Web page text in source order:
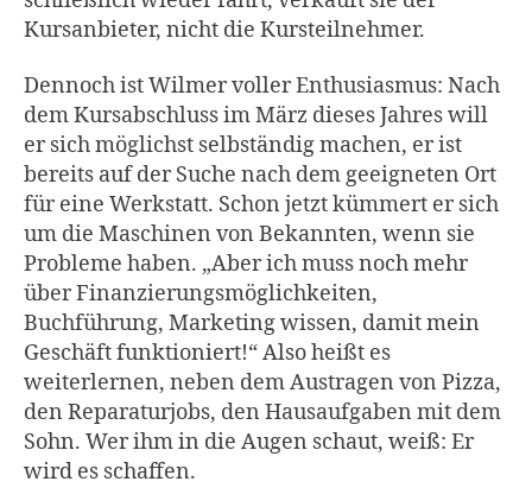
Kursanbieter, nicht die Kursteilnehmer.
Dennoch ist Wilmer voller Enthusiasmus: Nach
dem Kursabschluss im März dieses Jahres will
er sich möglichst selbständig machen, er ist
bereits auf der Suche nach dem geeigneten Ort
für eine Werkstatt. Schon jetzt kümmert er sich
um die Maschinen von Bekannten, wenn sie
Probleme haben. „Aber ich muss noch mehr
über Finanzierungsmöglichkeiten,
Buchführung, Marketing wissen, damit mein
Geschäft funktioniert!“ Also heißt es
weiterlernen, neben dem Austragen von Pizza,
den Reparaturjobs, den Hausaufgaben mit dem
Sohn. Wer ihm in die Augen schaut, weiß: Er
wird es schaffen.